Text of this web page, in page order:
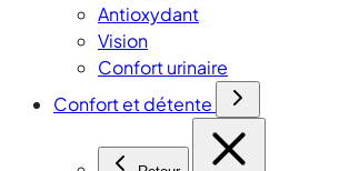
Antioxydant
Vision
Confort urinaire
Confort et détente